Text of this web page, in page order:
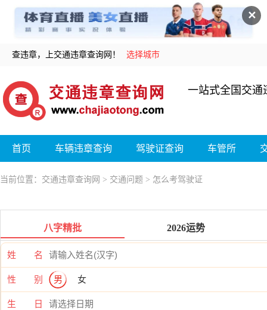
✕
查违章，上交通违章查询网！ 选择城市
一站式全国交通
首页 车辆违章查询 驾驶证查询 车管所
当前位置： 交通违章查询网 > 交通问题 > 怎么考驾驶证
八字精批 2026运势
姓 名
性 别 男 女
生 日